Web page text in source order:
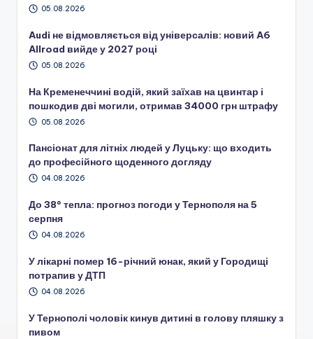
05.08.2026
Audi не відмовляється від універсалів: новий A6
Allroad вийде у 2027 році
05.08.2026
На Кременеччині водій, який заїхав на цвинтар і
пошкодив дві могили, отримав 34000 грн штрафу
05.08.2026
Пансіонат для літніх людей у Луцьку: що входить
до професійного щоденного догляду
04.08.2026
До 38° тепла: прогноз погоди у Тернополя на 5
серпня
04.08.2026
У лікарні помер 16-річний юнак, який у Городищі
потрапив у ДТП
04.08.2026
У Тернополі чоловік кинув дитині в голову пляшку з
пивом